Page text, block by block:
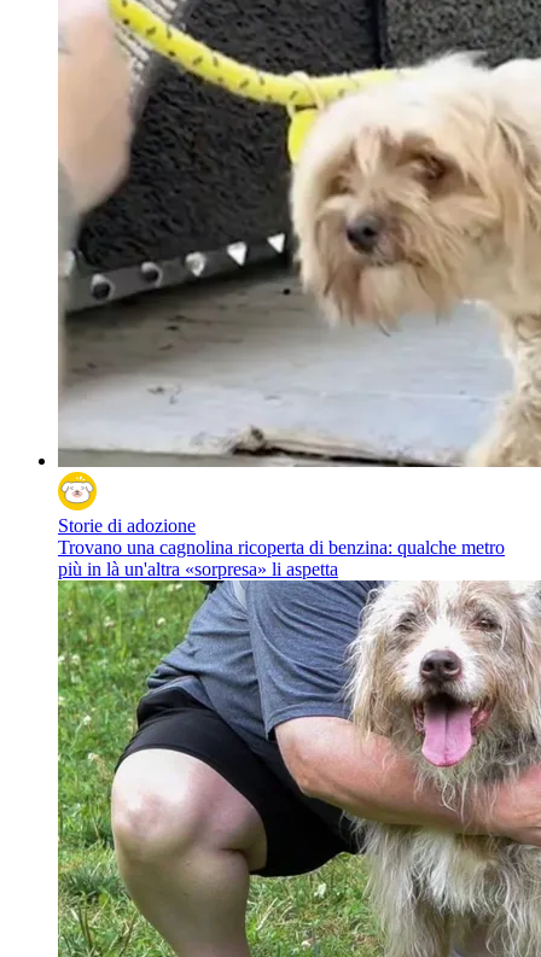
Storie di adozione
Trovano una cagnolina ricoperta di benzina: qualche metro
più in là un'altra «sorpresa» li aspetta